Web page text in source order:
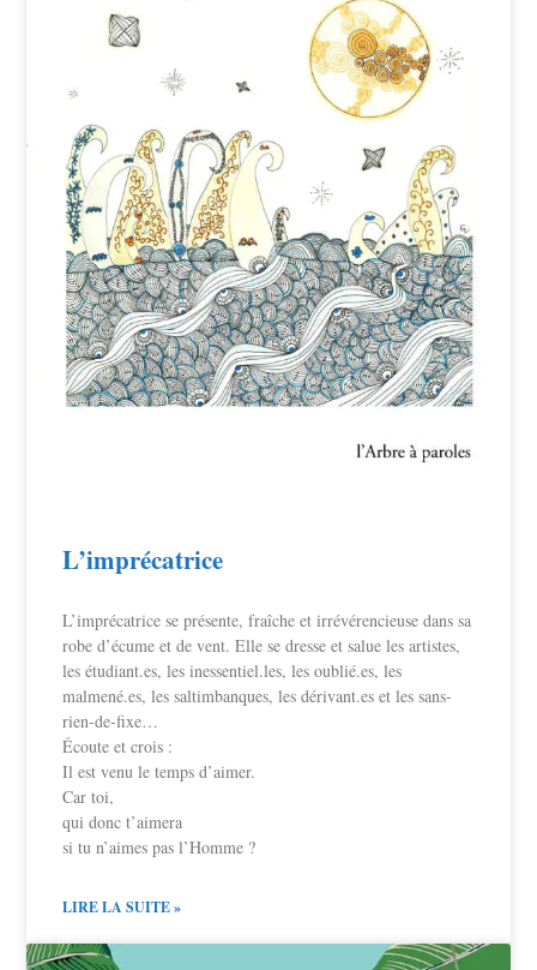
L’imprécatrice
L’imprécatrice se présente, fraîche et irrévérencieuse dans sa
robe d’écume et de vent. Elle se dresse et salue les artistes,
les étudiant.es, les inessentiel.les, les oublié.es, les
malmené.es, les saltimbanques, les dérivant.es et les sans-
rien-de-fixe…
Écoute et crois :
Il est venu le temps d’aimer.
Car toi,
qui donc t’aimera
si tu n’aimes pas l’Homme ?
LIRE LA SUITE »